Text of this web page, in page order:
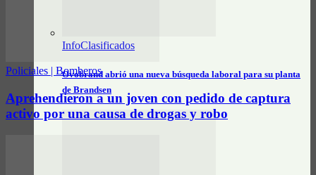
InfoClasificados
Ovobrand abrió una nueva búsqueda laboral para su planta
de Brandsen
Policiales | Bomberos
Aprehendieron a un joven con pedido de captura
activo por una causa de drogas y robo